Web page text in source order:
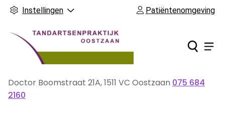
Instellingen Patiëntenomgeving
Doctor Boomstraat 21A,1511 VC Oostzaan Tel:
075 684
2160